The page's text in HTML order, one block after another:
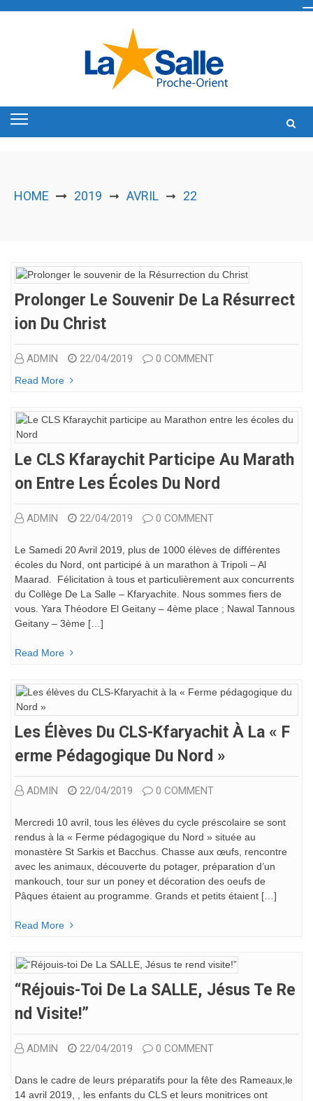
HOME 2019 ➞ AVRIL ➞ 22
Prolonger Le Souvenir De La Résurrect
Ion Du Christ
ADMIN 22/04/2019 0 COMMENT
Read More
Le CLS Kfaraychit Participe Au Marath
On Entre Les Écoles Du Nord
ADMIN 22/04/2019 0 COMMENT
Le Samedi 20 Avril 2019, plus de 1000 élèves de différentes
écoles du Nord, ont participé à un marathon à Tripoli – Al
Maarad. Félicitation à tous et particulièrement aux concurrents
du Collège De La Salle – Kfaryachite. Nous sommes fiers de
vous. Yara Théodore El Geitany – 4ème place ; Nawal Tannous
Geitany – 3ème […]
Read More
Les Élèves Du CLS-Kfaryachit À La « F
Erme Pédagogique Du Nord »
ADMIN 22/04/2019 0 COMMENT
Mercredi 10 avril, tous les élèves du cycle préscolaire se sont
rendus à la « Ferme pédagogique du Nord » située au
monastère St Sarkis et Bacchus. Chasse aux œufs, rencontre
avec les animaux, découverte du potager, préparation d’un
mankouch, tour sur un poney et décoration des oeufs de
Pâques étaient au programme. Grands et petits étaient […]
Read More
“Réjouis-Toi De La SALLE, Jésus Te Re
Nd Visite!”
ADMIN 22/04/2019 0 COMMENT
Dans le cadre de leurs préparatifs pour la fête des Rameaux,le
14 avril 2019, , les enfants du CLS et leurs monitrices ont